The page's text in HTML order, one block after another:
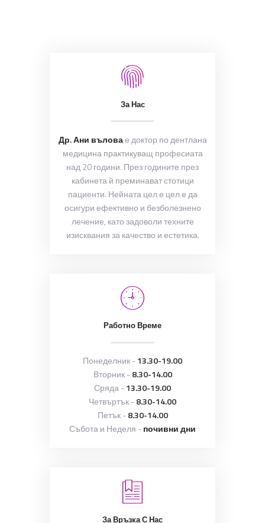
За Нас
Др. Ани въловае доктор по дентлана
медицина практикуващ професиата
над 20 години. През годините през
кабинета й преминават стотици
пациенти. Нейната цел е цел е да
осигури ефективно и безболезнено
лечение, като задоволи техните
изисквания за качество и естетика.
Работно Време
Понеделник - 13.30-19.00
Вторник - 8.30-14.00
Сряда - 13.30-19.00
Четвъртък - 8.30-14.00
Петък - 8.30-14.00
Събота и Неделя - почивни дни
За Връзка С Нас